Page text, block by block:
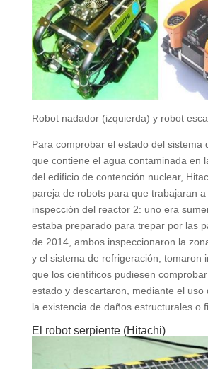
Robot nadador (izquierda) y robot
Para comprobar el estado del sistema
que contiene el agua contaminada en
del edificio de contención nuclear,
pareja de robots para que trabajaran
inspección del reactor 2: uno era
estaba preparado para trepar por las
de 2014, ambos inspeccionaron la
y el sistema de refrigeración, tomaron
que los científicos pudiesen
estado y descartaron, mediante el uso
la existencia de daños estructurales o
El robot serpiente (Hitachi)